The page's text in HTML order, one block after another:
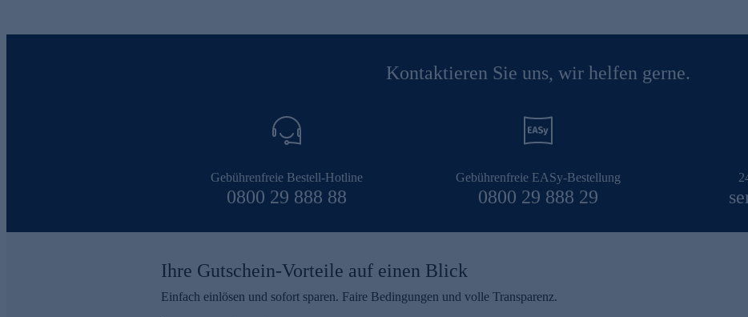
Kontaktieren Sie uns, wir helfen gerne.
Gebührenfreie Bestell-Hotline
0800 29 888 88
Gebührenfreie EASy-Bestellung
0800 29 888 29
Ihre Gutschein-Vorteile auf einen Blick
Einfach einlösen und sofort sparen. Faire Bedingungen und volle Transparenz.